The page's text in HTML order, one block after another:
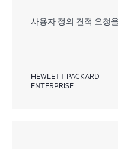
사용자 정의 견적 요청
HEWLETT PACKARD
ENTERPRISE